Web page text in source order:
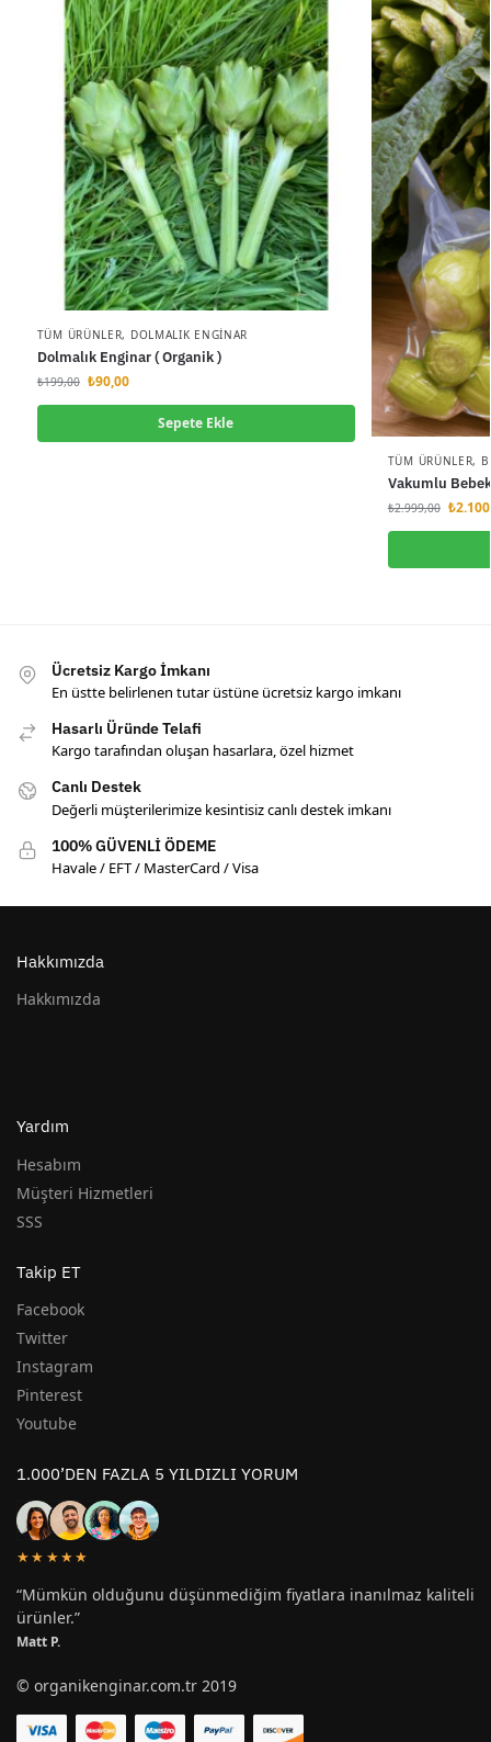
TÜM ÜRÜNLER, DOLMALIK ENGINAR
Dolmalık Enginar ( Organik )
₺199,00 ₺90,00
Sepete Ekle
TÜM ÜRÜNLER,
Vakumlu
₺2.999,00 ₺
Ücretsiz Kargo İmkanı
En üstte belirlenen tutar üstüne ücretsiz kargo imkanı
Hasarlı Üründe Telafi
Kargo tarafından oluşan hasarlara, özel hizmet
Canlı Destek
Değerli müşterilerimize kesintisiz canlı destek imkanı
100% GÜVENLİ ÖDEME
Havale / EFT / MasterCard / Visa
Hakkımızda
Hakkımızda
Yardım
Hesabım
Müşteri Hizmetleri
SSS
Takip ET
Facebook
Twitter
Instagram
Pinterest
Youtube
1.000’DEN FAZLA 5 YILDIZLI YORUM
★★★★★
“Mümkün olduğunu düşünmediğim fiyatlara inanılmaz kaliteli
ürünler.”
Matt P.
© organikenginar.com.tr 2019